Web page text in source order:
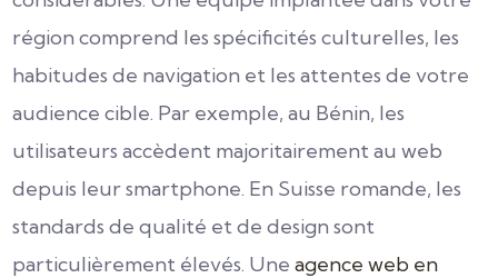
région comprend les spécificités culturelles, les
habitudes de navigation et les attentes de votre
audience cible. Par exemple, au Bénin, les
utilisateurs accèdent majoritairement au web
depuis leur smartphone. En Suisse romande, les
standards de qualité et de design sont
particulièrement élevés. Une agence web en